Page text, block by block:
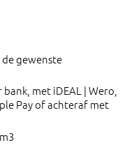
gewenste
met iDEAL | Wero,
Pay of achteraf met